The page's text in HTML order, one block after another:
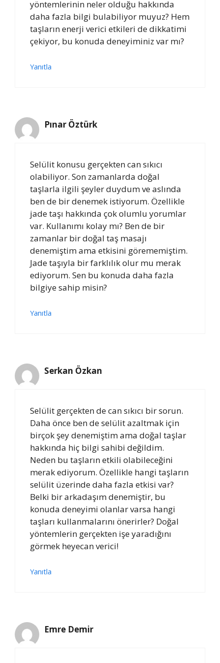
yöntemlerinin neler olduğu hakkında
daha fazla bilgi bulabiliyor muyuz? Hem
taşların enerji verici etkileri de dikkatimi
çekiyor, bu konuda deneyiminiz var mı?
Yanıtla
Pınar Öztürk
Selülit konusu gerçekten can sıkıcı
olabiliyor. Son zamanlarda doğal
taşlarla ilgili şeyler duydum ve aslında
ben de bir denemek istiyorum. Özellikle
jade taşı hakkında çok olumlu yorumlar
var. Kullanımı kolay mı? Ben de bir
zamanlar bir doğal taş masajı
denemiştim ama etkisini görememiştim.
Jade taşıyla bir farklılık olur mu merak
ediyorum. Sen bu konuda daha fazla
bilgiye sahip misin?
Yanıtla
Serkan Özkan
Selülit gerçekten de can sıkıcı bir sorun.
Daha önce ben de selülit azaltmak için
birçok şey denemiştim ama doğal taşlar
hakkında hiç bilgi sahibi değildim.
Neden bu taşların etkili olabileceğini
merak ediyorum. Özellikle hangi taşların
selülit üzerinde daha fazla etkisi var?
Belki bir arkadaşım denemiştir, bu
konuda deneyimi olanlar varsa hangi
taşları kullanmalarını önerirler? Doğal
yöntemlerin gerçekten işe yaradığını
görmek heyecan verici!
Yanıtla
Emre Demir